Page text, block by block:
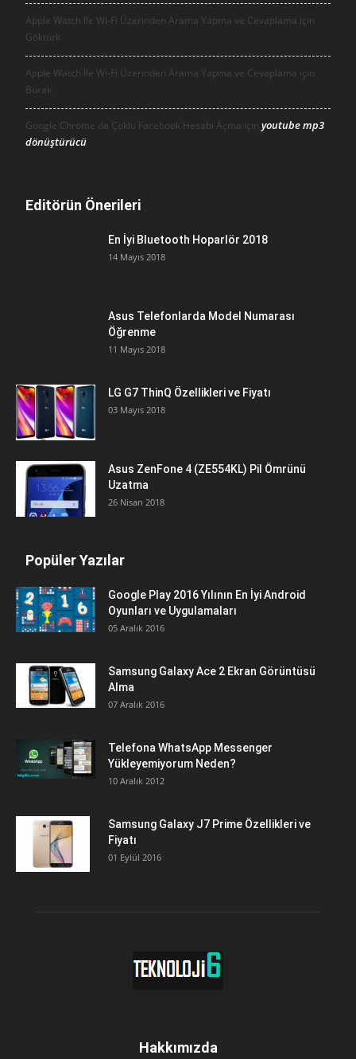
Apple Watch İle Wi-Fi Üzerinden Arama Yapma ve Cevaplama için
Göktürk
Apple Watch İle Wi-Fi Üzerinden Arama Yapma ve Cevaplama için
Burak
Google Chrome da Çoklu Facebook Hesabı Açma için youtube mp3
dönüştürücü
Editörün Önerileri
En İyi Bluetooth Hoparlör 2018
14 Mayıs 2018
Asus Telefonlarda Model Numarası
Öğrenme
11 Mayıs 2018
LG G7 ThinQ Özellikleri ve Fiyatı
03 Mayıs 2018
Asus ZenFone 4 (ZE554KL) Pil Ömrünü
Uzatma
26 Nisan 2018
Popüler Yazılar
Google Play 2016 Yılının En İyi Android
Oyunları ve Uygulamaları
05 Aralık 2016
Samsung Galaxy Ace 2 Ekran Görüntüsü
Alma
07 Aralık 2016
Telefona WhatsApp Messenger
Yükleyemiyorum Neden?
10 Aralık 2012
Samsung Galaxy J7 Prime Özellikleri ve
Fiyatı
01 Eylül 2016
Hakkımızda